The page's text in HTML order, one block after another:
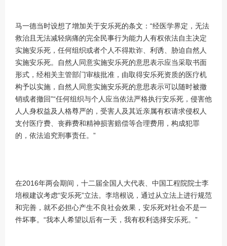
马一德当时设想了增加关于安乐死的条文：“经医学界定，无法
救治且无法减轻病痛的完全民事行为能力人有权依法自主决定
实施安乐死，任何组织或者个人不得欺诈、利诱、胁迫自然人
实施安乐死。自然人同意实施安乐死的意思表示应当采取书面
形式，经相关主管部门审核批准，由取得安乐死资质的医疗机
构予以实施，自然人同意实施安乐死的意思表示可以随时被撤
销或者撤回”“任何组织与个人应当依法严格执行安乐死，侵害他
人人身权益及人格尊严的，受害人及其近亲属有权请求侵权人
支付医疗费、丧葬费和精神损害赔偿等合理费用，构成犯罪
的，依法追究刑事责任。”
在2016年两会期间，十二届全国人大代表、中国工程院院士李
培根建议考虑“安乐死”立法。李培根说，通过从立法上进行规范
和完善，就不必担心产生不良社会效果，安乐死对社会不是一
件坏事。“我本人希望以后有一天，我有权利选择安乐死。”